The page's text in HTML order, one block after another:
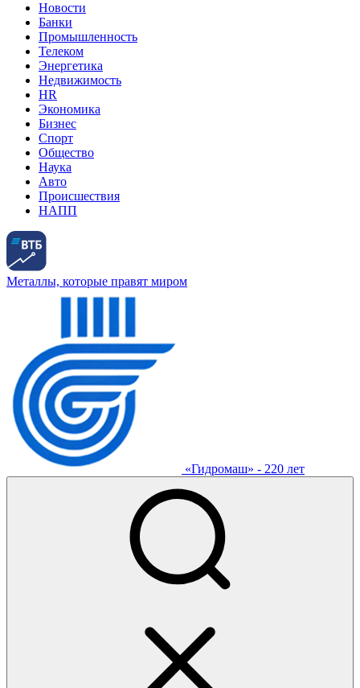
Новости
Банки
Промышленность
Телеком
Энергетика
Недвижимость
HR
Экономика
Бизнес
Спорт
Общество
Наука
Авто
Происшествия
НАПП
Металлы, которые правят миром
«Гидромаш» - 220 лет